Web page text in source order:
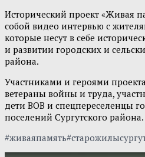
Исторический проект «Живая
собой видео интервью с
которые несут в себе
и развитии городских и
района.
Участниками и героями
ветераны войны и труда,
дети ВОВ и спецпереселенцы
поселений Сургутского района.